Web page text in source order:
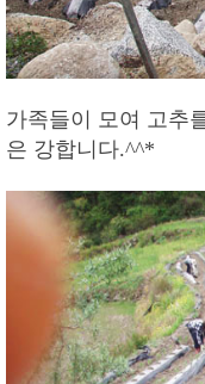
가족들이 모여 고추
은 강합니다.^^*